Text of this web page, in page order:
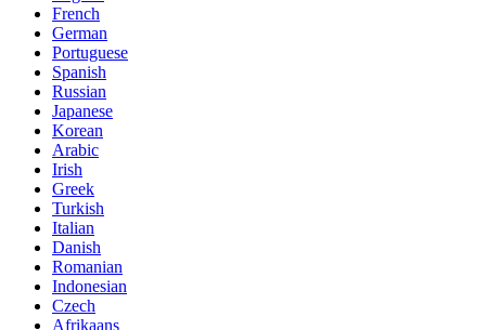
French
German
Portuguese
Spanish
Russian
Japanese
Korean
Arabic
Irish
Greek
Turkish
Italian
Danish
Romanian
Indonesian
Czech
Afrikaans